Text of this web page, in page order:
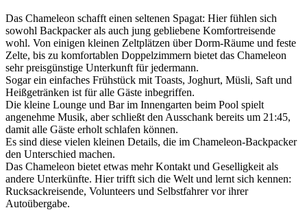
Das Chameleon schafft einen seltenen Spagat: Hier fühlen sich
sowohl Backpacker als auch jung gebliebene Komfortreisende
wohl. Von einigen kleinen Zeltplätzen über Dorm-Räume und feste
Zelte, bis zu komfortablen Doppelzimmern bietet das Chameleon
sehr preisgünstige Unterkunft für jedermann.
Sogar ein einfaches Frühstück mit Toasts, Joghurt, Müsli, Saft und
Heißgetränken ist für alle Gäste inbegriffen.
Die kleine Lounge und Bar im Innengarten beim Pool spielt
angenehme Musik, aber schließt den Ausschank bereits um 21:45,
damit alle Gäste erholt schlafen können.
Es sind diese vielen kleinen Details, die im Chameleon-Backpacker
den Unterschied machen.
Das Chameleon bietet etwas mehr Kontakt und Geselligkeit als
andere Unterkünfte. Hier trifft sich die Welt und lernt sich kennen:
Rucksackreisende, Volunteers und Selbstfahrer vor ihrer
Autoübergabe.